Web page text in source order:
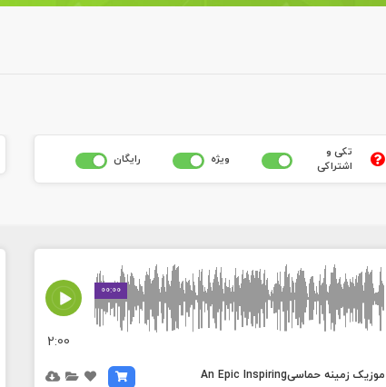
تکی و
اشتراکی
ويژه رايگان
00:00
MEDIA_ELEMENT_ERROR: Empty src attribute
2:00
موزیک زمینه حماسیAn Epic Inspiring